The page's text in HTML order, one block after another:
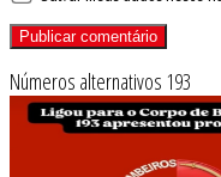
Números alternativos 193